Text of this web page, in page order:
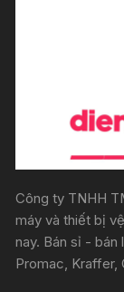
Công ty TNHH
máy và thiết bị
nay. Bán sỉ - bán
Promac, Kraffer,